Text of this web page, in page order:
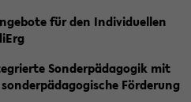
für den Individuellen
Sonderpädagogik mit
Förderung